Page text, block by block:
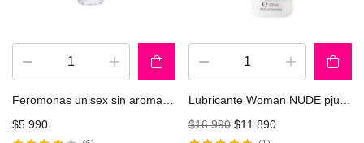
$5.990
$16.990 $11.890